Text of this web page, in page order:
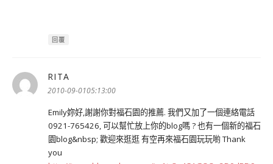
回覆
RITA
示:
2010-09-0105:13:00
Emily妳好,謝謝你對福石園的推薦. 我們又加了一個連絡電話
0921-765426, 可以幫忙放上你的blog嗎 ? 也有一個新的福石
園blog&nbsp; 歡迎來逛逛 有空再來福石園玩玩喲 Thank
you